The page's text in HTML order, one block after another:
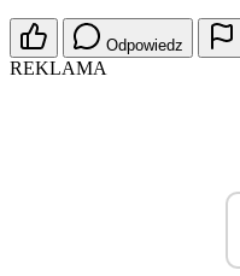
Odpowiedz
REKLAMA